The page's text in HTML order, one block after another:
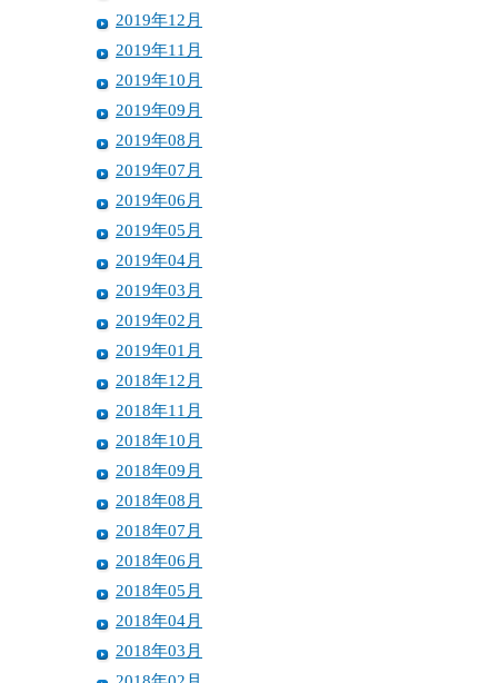
2019年12月
2019年11月
2019年10月
2019年09月
2019年08月
2019年07月
2019年06月
2019年05月
2019年04月
2019年03月
2019年02月
2019年01月
2018年12月
2018年11月
2018年10月
2018年09月
2018年08月
2018年07月
2018年06月
2018年05月
2018年04月
2018年03月